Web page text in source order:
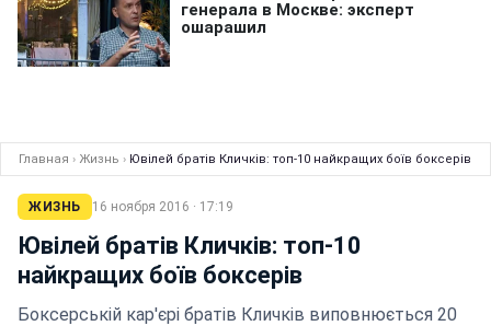
Главная › Жизнь › Ювілей братів Кличків: топ-10 найкращих боїв боксерів
ЖИЗНЬ 16 ноября 2016 · 17:19
Ювілей братів Кличків: топ-10
найкращих боїв боксерів
Боксерській кар'єрі братів Кличків виповнюється 20